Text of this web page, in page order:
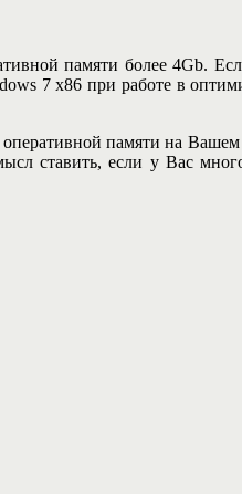
памяти более 4Gb.
7 x86 при работе в
памяти на
ставить, если у Вас